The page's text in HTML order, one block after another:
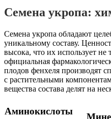
Семена укропа:
Семена укропа обладают
уникальному составу.
высока, что их использует
официальная
плодов фенхеля производят
с растительными
вещества состава делят на
Аминокислоты